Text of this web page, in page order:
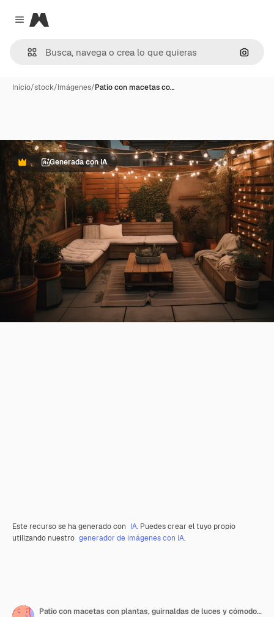
Close menu
Magnific
Inicio/stock/Imágenes/Patio con macetas co…
PremiumGenerada con IA
Este recurso se ha generado con IA. Puedes crear el tuyo propio
utilizando nuestro generador de imágenes con IA.
Patio con macetas con plantas, guirnaldas de luces y cómodos asientos